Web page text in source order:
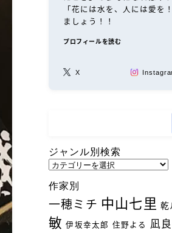
「花には水を、人には愛を
ましょう！！
プロフィールを読む
X
ジャンル別検索
ジ
ャ
別
作家別
一穂ミチ 中山七里 乾
敏 伊坂幸太郎 住野よる 凪